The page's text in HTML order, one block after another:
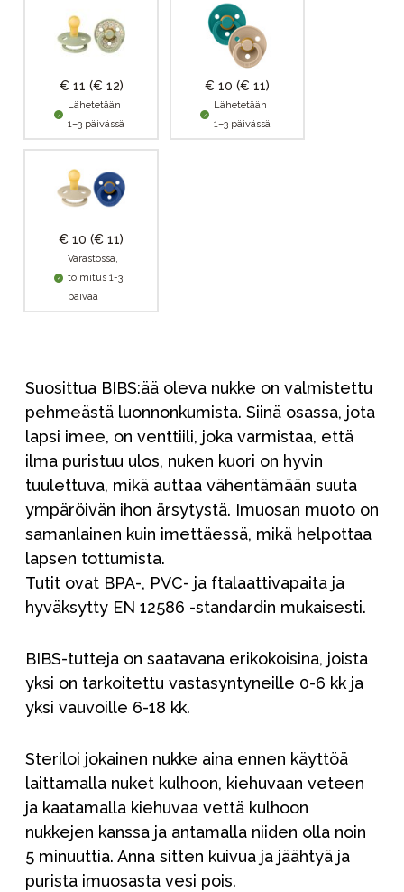
€ 11 (€ 12)
Lähetetään
1–3 päivässä
€ 10 (€ 11)
Lähetetään
1–3 päivässä
€ 10 (€ 11)
Varastossa,
toimitus 1-3
päivää
Suosittua BIBS:ää oleva nukke on valmistettu
pehmeästä luonnonkumista. Siinä osassa, jota
lapsi imee, on venttiili, joka varmistaa, että
ilma puristuu ulos, nuken kuori on hyvin
tuulettuva, mikä auttaa vähentämään suuta
ympäröivän ihon ärsytystä. Imuosan muoto on
samanlainen kuin imettäessä, mikä helpottaa
lapsen tottumista.
Tutit ovat BPA-, PVC- ja ftalaattivapaita ja
hyväksytty EN 12586 -standardin mukaisesti.
BIBS-tutteja on saatavana erikokoisina, joista
yksi on tarkoitettu vastasyntyneille 0-6 kk ja
yksi vauvoille 6-18 kk.
Steriloi jokainen nukke aina ennen käyttöä
laittamalla nuket kulhoon, kiehuvaan veteen
ja kaatamalla kiehuvaa vettä kulhoon
nukkejen kanssa ja antamalla niiden olla noin
5 minuuttia. Anna sitten kuivua ja jäähtyä ja
purista imuosasta vesi pois.